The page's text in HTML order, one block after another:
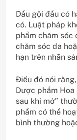
Dầu gội đầu có
có. Luật pháp
phẩm chăm sóc
chăm sóc da
hạn trên nhãn
Điều đó nói
Dược phẩm Hoa
sau khi mở”
phẩm có thể
bình thường